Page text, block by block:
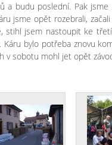
a budu poslední. Pak
jsme opět rozebrali,
stihl jsem nastoupit ke
bylo potřeba znovu
v sobotu mohl jet opět